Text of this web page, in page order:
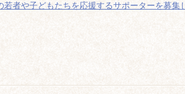
若者や子どもたちを応援するサポーターを募集